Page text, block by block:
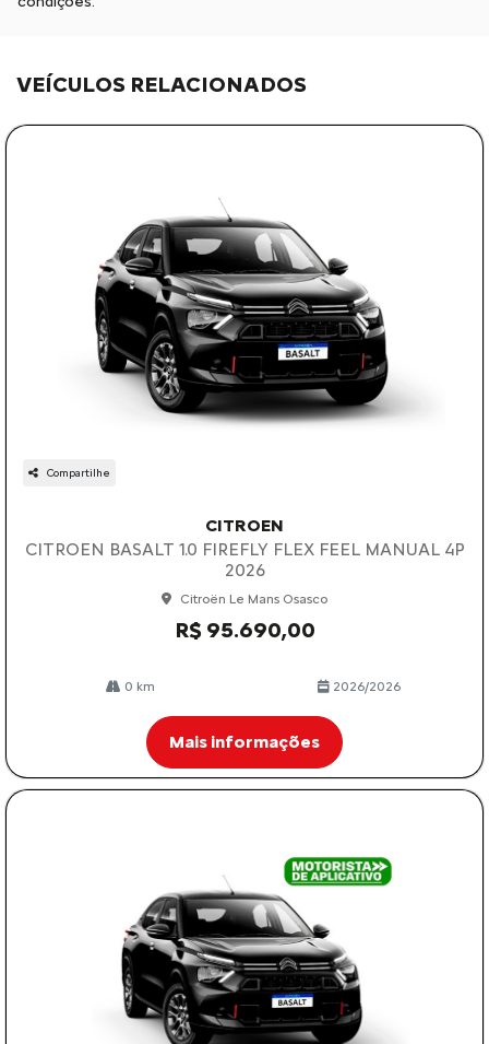
VEÍCULOS RELACIONADOS
Compartilhe
CITROEN
CITROEN BASALT 1.0 FIREFLY FLEX FEEL MANUAL 4P
2026
Citroën Le Mans Osasco
R$ 95.690,00
0 km 2026/2026
Mais informações